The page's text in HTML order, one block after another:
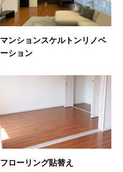
マンションスケルトンリノベ
ーション
フローリング貼替え